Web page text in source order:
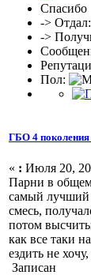
Спасибо
->
->
Пол:
ГБО 4 поколения
« : Июля 20,
Парни в
самый лучший
смесь,
потом
как все таки
ездить не
Записан